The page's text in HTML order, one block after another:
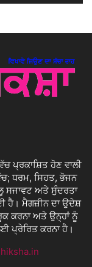
ਪ੍ਰਕਾਸ਼ਿਤ ਹੋਣ ਵਾਲੀ
ਧਰਮ, ਸਿਹਤ, ਭੋਜਨ
ਸਜਾਵਟ ਅਤੇ ਸੁੰਦਰਤਾ
ਹੈ। ਮੈਗਜ਼ੀਨ ਦਾ ਉਦੇਸ਼
ਕਰਨਾ ਅਤੇ ਉਨ੍ਹਾਂ ਨੂੰ
ਪ੍ਰੇਰਿਤ ਕਰਨਾ ਹੈ।